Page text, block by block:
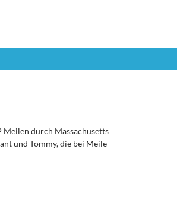
Meilen durch Massachusetts
und Tommy, die bei Meile